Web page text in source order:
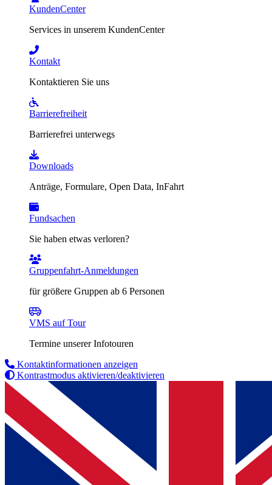
KundenCenter
Services in unserem KundenCenter
Kontakt
Kontaktieren Sie uns
Barrierefreiheit
Barrierefrei unterwegs
Downloads
Anträge, Formulare, Open Data, InFahrt
Fundsachen
Sie haben etwas verloren?
Gruppenfahrt-Anmeldungen
für größere Gruppen ab 6 Personen
VMS auf Tour
Termine unserer Infotouren
Kontaktinformationen anzeigen
Kontrastmodus aktivieren/deaktivieren